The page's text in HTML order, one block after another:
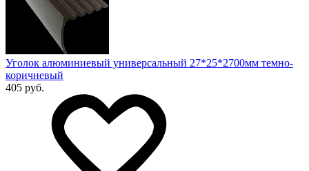
Уголок алюминиевый универсальный 27*25*2700мм темно-
коричневый
405 руб.